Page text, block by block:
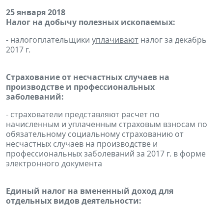
25 января 2018
Налог на добычу полезных ископаемых:
- налогоплательщики уплачивают налог за декабрь
2017 г.
Страхование от несчастных случаев на
производстве и профессиональных
заболеваний:
- страхователи представляют расчет по
начисленным и уплаченным страховым взносам по
обязательному социальному страхованию от
несчастных случаев на производстве и
профессиональных заболеваний за 2017 г. в форме
электронного документа
Единый налог на вмененный доход для
отдельных видов деятельности: